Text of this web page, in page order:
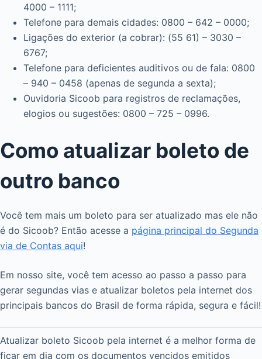
4000 – 1111;
Telefone para demais cidades: 0800 – 642 – 0000;
Ligações do exterior (a cobrar): (55 61) – 3030 –
6767;
Telefone para deficientes auditivos ou de fala: 0800
– 940 – 0458 (apenas de segunda a sexta);
Ouvidoria Sicoob para registros de reclamações,
elogios ou sugestões: 0800 – 725 – 0996.
Como atualizar boleto de
outro banco
Você tem mais um boleto para ser atualizado mas ele não
é do Sicoob? Então acesse a página principal do Segunda
via de Contas aqui!
Em nosso site, você tem acesso ao passo a passo para
gerar segundas vias e atualizar boletos pela internet dos
principais bancos do Brasil de forma rápida, segura e fácil!
Atualizar boleto Sicoob pela internet é a melhor forma de
ficar em dia com os documentos vencidos emitidos